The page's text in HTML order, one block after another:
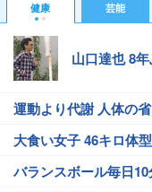
健康 芸能
山口達也 8
運動より代謝 人体の
大食い女子 46キロ体
バランスボール毎日